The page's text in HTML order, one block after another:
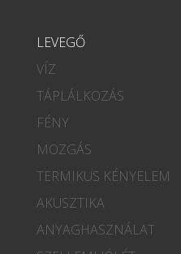
LEVEGŐ
VÍZ
TÁPLÁLKOZÁS
FÉNY
MOZGÁS
TERMIKUS KÉNYELEM
AKUSZTIKA
ANYAGHASZNÁLAT